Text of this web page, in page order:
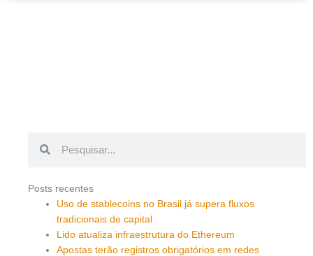
Posts recentes
Uso de stablecoins no Brasil já supera fluxos
tradicionais de capital
Lido atualiza infraestrutura do Ethereum
Apostas terão registros obrigatórios em redes